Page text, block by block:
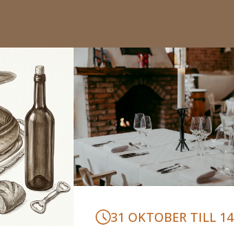
31 OKTOBER TILL 14